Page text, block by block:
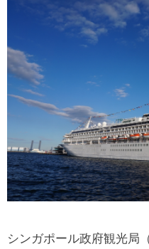
シンガポール政府観光局